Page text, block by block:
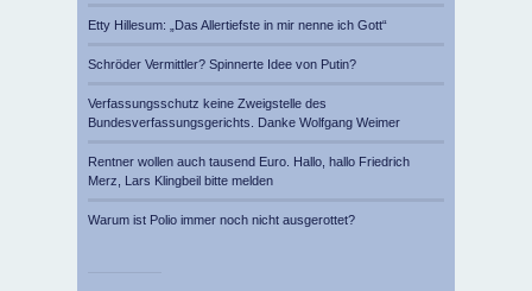
Etty Hillesum: „Das Allertiefste in mir nenne ich Gott“
Schröder Vermittler? Spinnerte Idee von Putin?
Verfassungsschutz keine Zweigstelle des
Bundesverfassungsgerichts. Danke Wolfgang Weimer
Rentner wollen auch tausend Euro. Hallo, hallo Friedrich
Merz, Lars Klingbeil bitte melden
Warum ist Polio immer noch nicht ausgerottet?